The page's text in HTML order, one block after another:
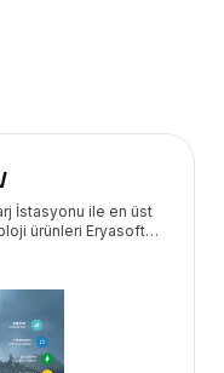
İstasyonu ile en üst
ürünleri Eryasoft